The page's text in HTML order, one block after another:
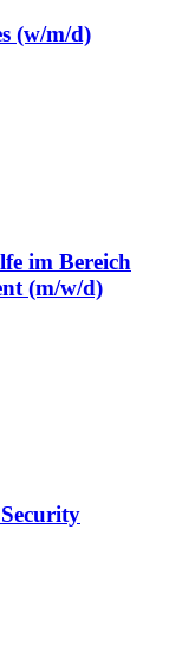
(w/m/d)
im Bereich
(m/w/d)